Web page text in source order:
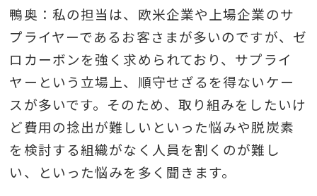
鴨奥：私の担当は、欧米企業や上場企業のサ
プライヤーであるお客さまが多いのですが、ゼ
ロカーボンを強く求められており、サプライ
ヤーという立場上、順守せざるを得ないケー
スが多いです。そのため、取り組みをしたいけ
ど費用の捻出が難しいといった悩みや脱炭素
を検討する組織がなく人員を割くのが難し
い、といった悩みを多く聞きます。